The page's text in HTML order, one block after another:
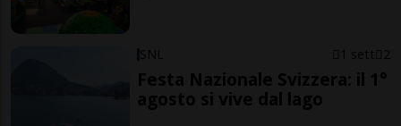
SNL 1 sett 2
Festa Nazionale Svizzera: il 1°
agosto si vive dal lago